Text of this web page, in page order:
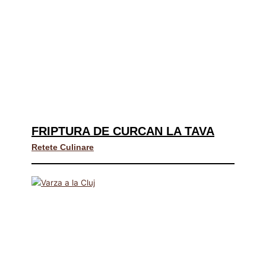
FRIPTURA DE CURCAN LA TAVA
Retete Culinare